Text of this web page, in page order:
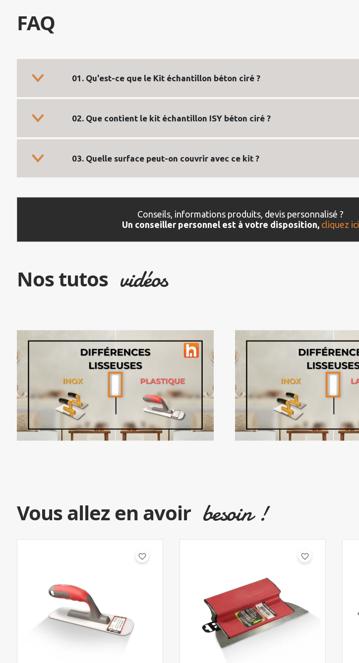
FAQ
01. Qu'est-ce que le Kit échantillon béton ciré ?
02. Que contient le kit échantillon ISY béton ciré ?
03. Quelle surface peut-on couvrir avec ce kit ?
Conseils, informations produits, devis personnalisé ?
Un conseiller personnel est à votre disposition, cliquez ici
Nos tutos vidéos
Vous allez en avoir besoin !
favorite_border favorite_border